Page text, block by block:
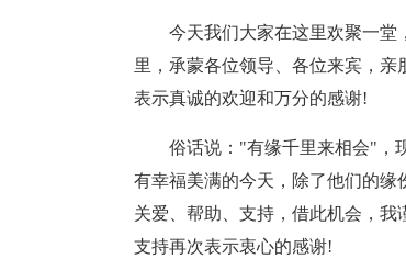
今天我们大家在这里欢聚一堂
里，承蒙各位领导、各位来宾，
表示真诚的欢迎和万分的感谢!
俗话说："有缘千里来相会"，
有幸福美满的今天，除了他们的
关爱、帮助、支持，借此机会，
支持再次表示衷心的感谢!